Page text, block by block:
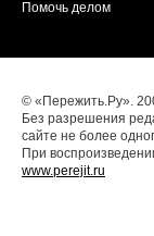
Помочь делом
© «Пережить.Ру».
Без разрешения
сайте не более
При
www.perejit.ru